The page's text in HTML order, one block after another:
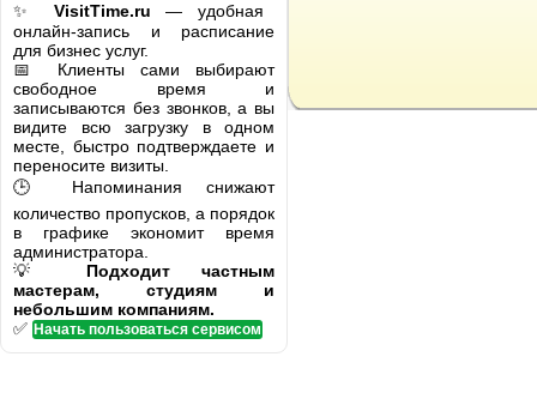
✨ VisitTime.ru — удобная
онлайн-запись и расписание
для бизнес услуг.
📅 Клиенты сами выбирают
свободное время и
записываются без звонков, а вы
видите всю загрузку в одном
месте, быстро подтверждаете и
переносите визиты.
🕒 Напоминания снижают
количество пропусков, а порядок
в графике экономит время
администратора.
💡 Подходит частным
мастерам, студиям и
небольшим компаниям.
✅ Начать пользоваться сервисом